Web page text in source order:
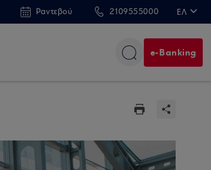
Ραντεβού 2109555000 ΕΛ
e-Banking